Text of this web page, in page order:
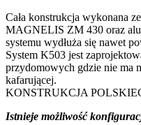
Cała konstrukcja wykonana
MAGNELIS ZM 430 oraz
systemu wydłuża się nawet
System K503 jest
przydomowych gdzie nie ma
kafarującej.
KONSTRUKCJA
Istnieje możliwość